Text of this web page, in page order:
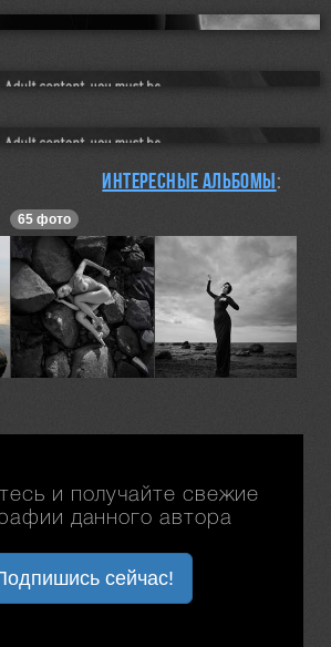
Интересные альбомы:
65 фото
и получайте свежие
данного автора
сейчас!